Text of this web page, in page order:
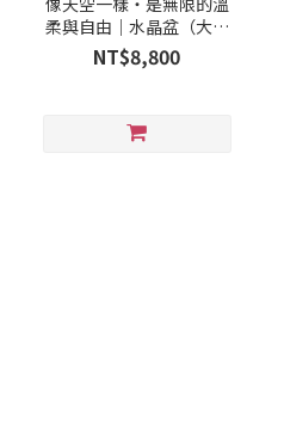
柔與自由｜水晶盆（大盆
款）
NT$8,800